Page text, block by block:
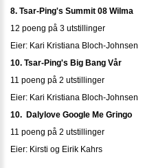
8. Tsar-Ping's Summit 08 Wilma
12 poeng på 3 utstillinger
Eier: Kari Kristiana Bloch-Johnsen
10. Tsar-Ping's Big Bang Vår
11 poeng på 2 utstillinger
Eier: Kari Kristiana Bloch-Johnsen
10. Dalylove Google Me Gringo
11 poeng på 2 utstillinger
Eier: Kirsti og Eirik Kahrs